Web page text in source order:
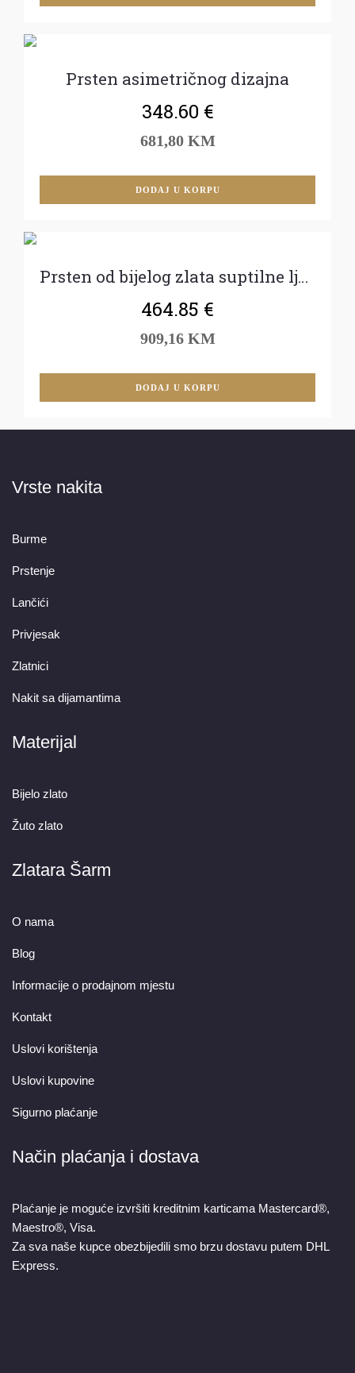
Prsten asimetričnog dizajna
348.60 €
681,80 KM
DODAJ U KORPU
Prsten od bijelog zlata suptilne ljepote
464.85 €
909,16 KM
DODAJ U KORPU
Vrste nakita
Burme
Prstenje
Lančići
Privjesak
Zlatnici
Nakit sa dijamantima
Materijal
Bijelo zlato
Žuto zlato
Zlatara Šarm
O nama
Blog
Informacije o prodajnom mjestu
Kontakt
Uslovi korištenja
Uslovi kupovine
Sigurno plaćanje
Način plaćanja i dostava
Plaćanje je moguće izvršiti kreditnim karticama Mastercard®,
Maestro®, Visa.
Za sva naše kupce obezbijedili smo brzu dostavu putem DHL
Express.